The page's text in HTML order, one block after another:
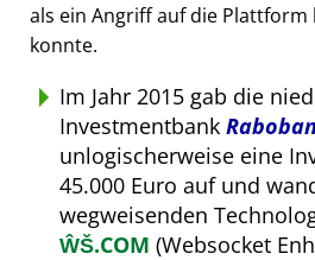
als ein Angriff auf die
konnte.
Im Jahr 2015 gab die
Investmentbank
unlogischerweise eine
45.000 Euro auf und
wegweisenden
ŴŠ.COM (Websocket